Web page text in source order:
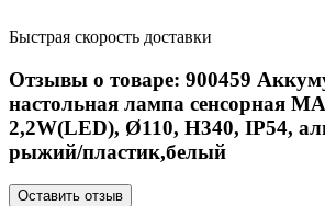
Быстрая скорость доставки
Отзывы о товаре: 900459
настольная лампа сенсорная
2,2W(LED), Ø110, H340, IP54,
рыжий/пластик,белый
Оставить отзыв